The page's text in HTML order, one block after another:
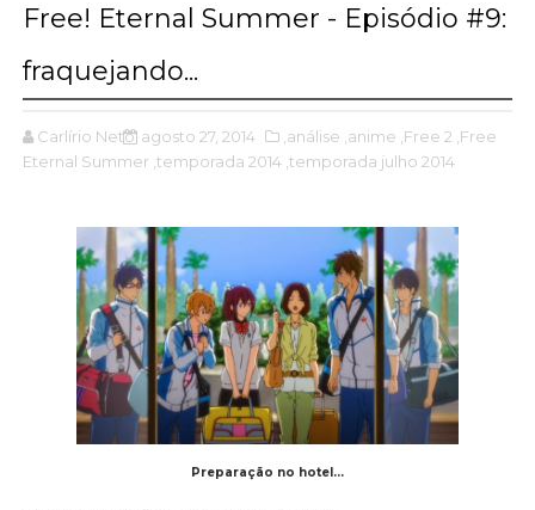
Free! Eternal Summer - Episódio #9:
fraquejando...
Carlírio Neto agosto 27, 2014 ,análise ,anime ,Free 2 ,Free
Eternal Summer ,temporada 2014 ,temporada julho 2014
Preparação no hotel...